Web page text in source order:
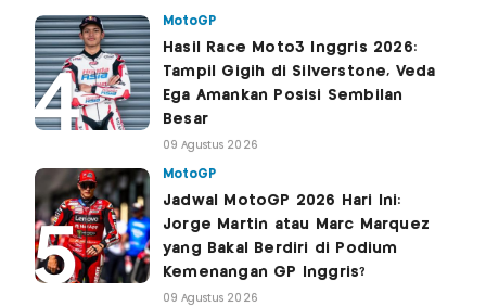
MotoGP
Hasil Race Moto3 Inggris 2026:
Tampil Gigih di Silverstone, Veda
Ega Amankan Posisi Sembilan
Besar
09 Agustus 2026
MotoGP
Jadwal MotoGP 2026 Hari Ini:
Jorge Martin atau Marc Marquez
yang Bakal Berdiri di Podium
Kemenangan GP Inggris?
09 Agustus 2026